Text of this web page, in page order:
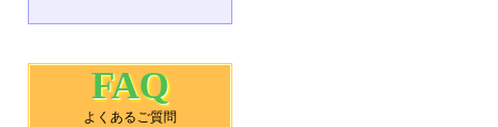
FAQ
よくあるご質問